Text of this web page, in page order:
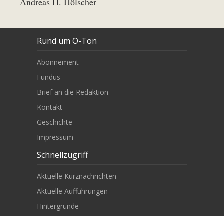
Rund um O-Ton
Abonnement
Fundus
Brief an die Redaktion
Kontakt
Geschichte
Impressum
Schnellzugriff
Aktuelle Kurznachrichten
Aktuelle Aufführungen
Hintergründe